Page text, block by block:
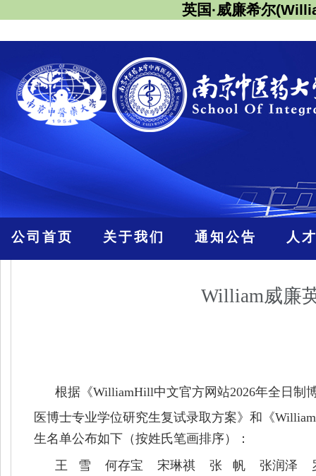
英国·威廉希尔
公司首页 关于我们 通知公告 人
William威廉
根据《WilliamHill中文官方网站2026年全日制
医博士专业学位研究生复试录取方案》和 《
生名单公布如下（按姓氏笔画排序）：
王 雪 何存宝 宋琳祺 张 帆 张润泽